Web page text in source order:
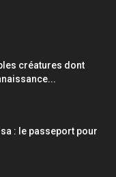
créatures dont
: le passeport pour